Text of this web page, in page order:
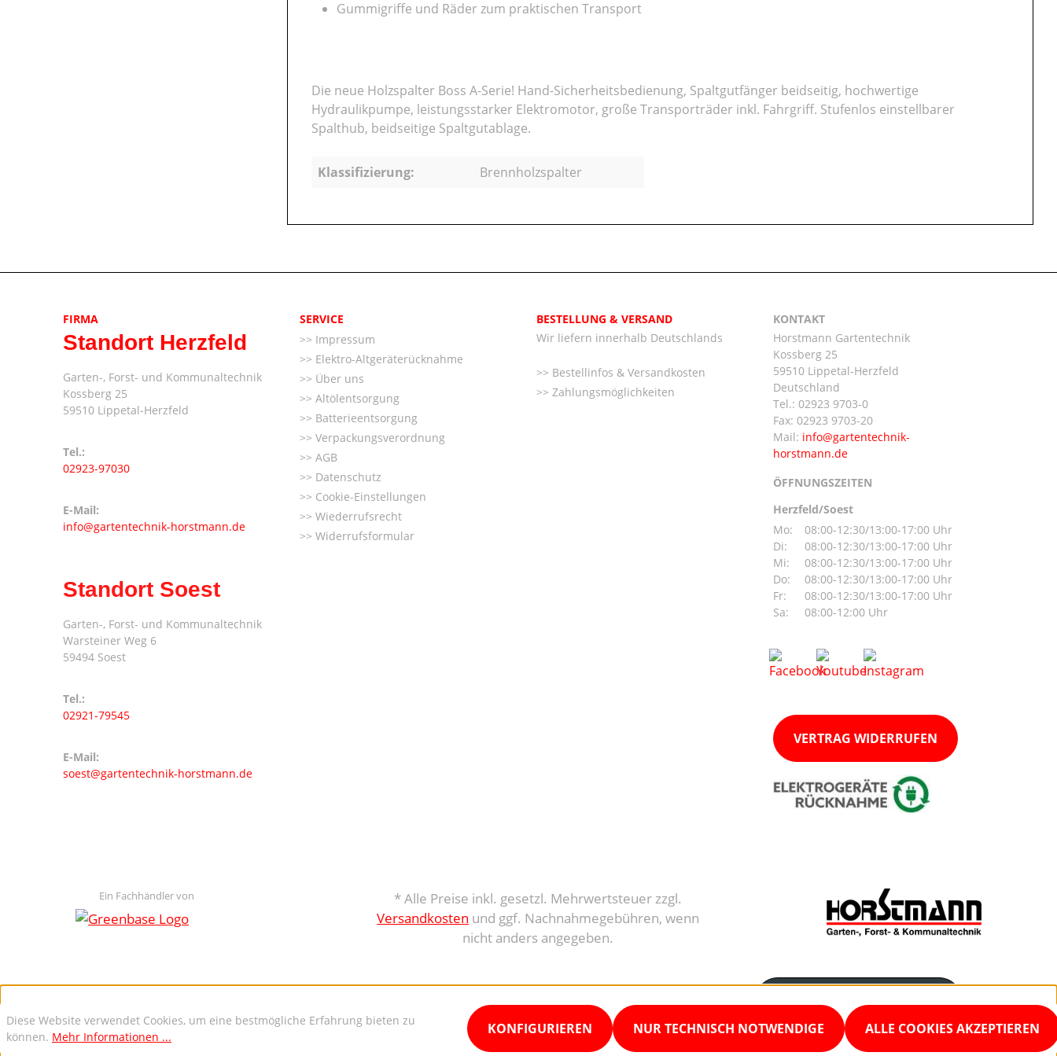
Gummigriffe und Räder zum praktischen Transport
Die neue Holzspalter Boss A-Serie! Hand-Sicherheitsbedienung, Spaltgutfänger beidseitig, hochwertige
Hydraulikpumpe, leistungsstarker Elektromotor, große Transporträder inkl. Fahrgriff. Stufenlos einstellbarer
Spalthub, beidseitige Spaltgutablage.
Klassifizierung: Brennholzspalter
FIRMA
Standort Herzfeld
Garten-, Forst- und Kommunaltechnik
Kossberg 25
59510 Lippetal-Herzfeld
Tel.:
02923-97030
E-Mail:
info@gartentechnik-horstmann.de
Standort Soest
Garten-, Forst- und Kommunaltechnik
Warsteiner Weg 6
59494 Soest
Tel.:
02921-79545
E-Mail:
soest@gartentechnik-horstmann.de
SERVICE
Impressum
Elektro-Altgeräterücknahme
Über uns
Altölentsorgung
Batterieentsorgung
Verpackungsverordnung
AGB
Datenschutz
Cookie-Einstellungen
Wiederrufsrecht
Widerrufsformular
BESTELLUNG & VERSAND
Wir liefern innerhalb Deutschlands
Bestellinfos & Versandkosten
Zahlungsmöglichkeiten
KONTAKT
Horstmann Gartentechnik
Kossberg 25
59510 Lippetal-Herzfeld
Deutschland
Tel.: 02923 9703-0
Fax: 02923 9703-20
Mail:
ÖFFNUNGSZEITEN
Herzfeld/Soest
Mo:
08:00-12:30/13:00-17:00 Uhr
Di:
08:00-12:30/13:00-17:00 Uhr
Mi:
08:00-12:30/13:00-17:00 Uhr
Do:
08:00-12:30/13:00-17:00 Uhr
Fr:
08:00-12:30/13:00-17:00 Uhr
Sa:
08:00-12:00 Uhr
VERTRAG WIDERRUFEN
Ein Fachhändler von
* Alle Preise inkl. gesetzl. Mehrwertsteuer zzgl.
Versandkosten und ggf. Nachnahmegebühren, wenn
nicht anders angegeben.
02923 97030
Servicezeiten
Diese Website verwendet Cookies, um eine bestmögliche Erfahrung bieten zu
können. Mehr Informationen ... NUR TECHNISCH NOTWENDIGE
KONFIGURIEREN ALLE COOKIES AKZEPTIEREN